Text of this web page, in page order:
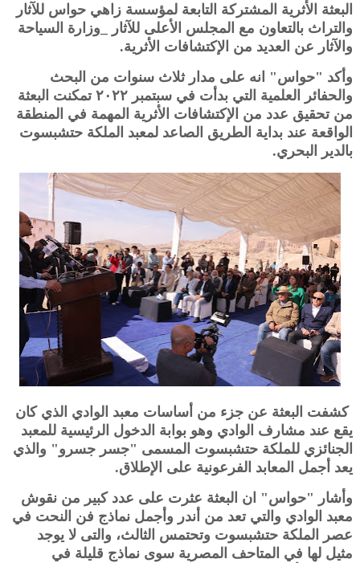
البعثة الأثرية المشتركة التابعة لمؤسسة زاهي حواس للآثار
والتراث بالتعاون مع المجلس الأعلى للآثار _وزارة السياحة
والآثار عن العديد من الإكتشافات الأثرية.
وأكد "حواس" انه على مدار ثلاث سنوات من البحث
والحفائر العلمية التي بدأت في سبتمبر ٢٠٢٢ تمكنت البعثة
من تحقيق عدد من الإكتشافات الأثرية المهمة في المنطقة
الواقعة عند بداية الطريق الصاعد لمعبد الملكة حتشبسوت
بالدير البحري.
كشفت البعثة عن جزء من أساسات معبد الوادي الذي كان
يقع عند مشارف الوادي وهو بوابة الدخول الرئيسية للمعبد
الجنائزي للملكة حتشبسوت المسمى "جسر جسرو" والذي
يعد أجمل المعابد الفرعونية على الإطلاق.
وأشار "حواس" ان البعثة عثرت على عدد كبير من نقوش
معبد الوادي والتي تعد من أندر وأجمل نماذج فن النحت في
عصر الملكة حتشبسوت وتحتمس الثالث، والتى لا يوجد
مثيل لها في المتاحف المصرية سوى نماذج قليلة في